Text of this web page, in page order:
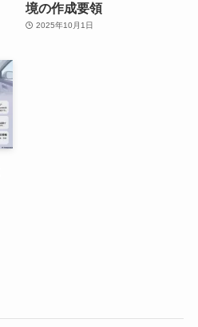
境の作成要領
2025年10月1日